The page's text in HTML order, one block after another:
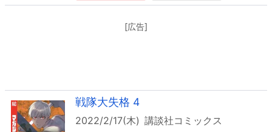
[広告]
戦隊大失格 4
2022/2/17(木) 講談社コミックス